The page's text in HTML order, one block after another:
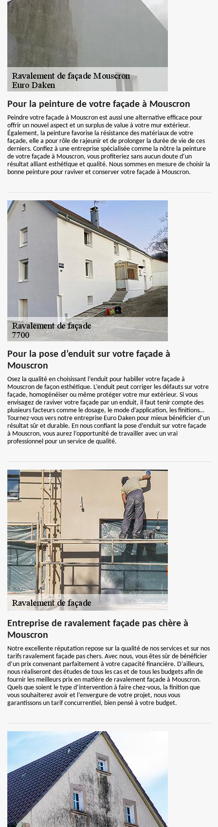
Pour la peinture de votre façade à Mouscron
Peindre votre façade à Mouscron est aussi une alternative efficace pour
offrir un nouvel aspect et un surplus de value à votre mur extérieur.
Également, la peinture favorise la résistance des matériaux de votre
façade, elle a pour rôle de rajeunir et de prolonger la durée de vie de ces
derniers. Confiez à une entreprise spécialisée comme la nôtre la peinture
de votre façade à Mouscron, vous profiteriez sans aucun doute d’un
résultat alliant esthétique et qualité. Nous sommes en mesure de choisir la
bonne peinture pour raviver et conserver votre façade à Mouscron.
Pour la pose d’enduit sur votre façade à
Mouscron
Osez la qualité en choisissant l’enduit pour habiller votre façade à
Mouscron de façon esthétique. L’enduit peut corriger les défauts sur votre
façade, homogénéiser ou même protéger votre mur extérieur. Si vous
envisagez de raviver votre façade par un enduit, il faut tenir compte des
plusieurs facteurs comme le dosage, le mode d’application, les finitions…
Tournez-vous vers notre entreprise Euro Daken pour mieux bénéficier d’un
résultat sûr et durable. En nous confiant la pose d’enduit sur votre façade
à Mouscron, vous aurez l’opportunité de travailler avec un vrai
professionnel pour un service de qualité.
Entreprise de ravalement façade pas chère à
Mouscron
Notre excellente réputation repose sur la qualité de nos services et sur nos
tarifs ravalement façade pas chers. Avec nous, vous êtes sûr de bénéficier
d’un prix convenant parfaitement à votre capacité financière. D’ailleurs,
nous réaliseront des études de tous les cas et de tous les budgets afin de
fournir les meilleurs prix en matière de ravalement façade à Mouscron.
Quels que soient le type d’intervention à faire chez-vous, la finition que
vous souhaiterez avoir et l’envergure de votre projet, nous vous
garantissons un tarif concurrentiel, bien pensé à votre budget.